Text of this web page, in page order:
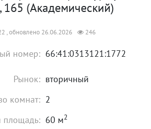
165 (Академический)
, обновлено 26.06.2026 246
номер: 66:41:0313121:1772
Рынок: вторичный
комнат: 2
60 м2